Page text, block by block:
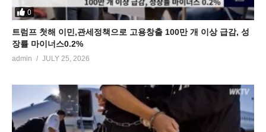
0
트럼프 첫해 이민,관세정책으로 고용창출 100만 개 이상 급감, 성
장률 마이너스0.2%
admin JULY 25, 2026